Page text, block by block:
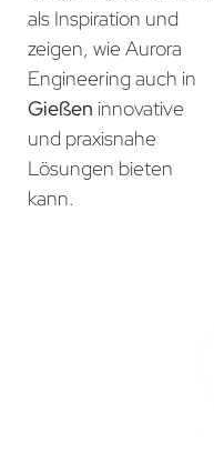
als Inspiration und
zeigen, wie Aurora
Engineering auch in
Gießen innovative
und praxisnahe
Lösungen bieten
kann.